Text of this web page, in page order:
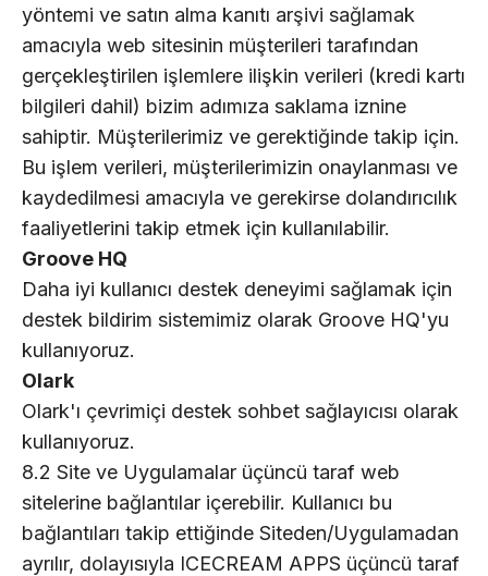
yöntemi ve satın alma kanıtı arşivi sağlamak
amacıyla web sitesinin müşterileri tarafından
gerçekleştirilen işlemlere ilişkin verileri (kredi kartı
bilgileri dahil) bizim adımıza saklama iznine
sahiptir. Müşterilerimiz ve gerektiğinde takip için.
Bu işlem verileri, müşterilerimizin onaylanması ve
kaydedilmesi amacıyla ve gerekirse dolandırıcılık
faaliyetlerini takip etmek için kullanılabilir.
Groove HQ
Daha iyi kullanıcı destek deneyimi sağlamak için
destek bildirim sistemimiz olarak Groove HQ'yu
kullanıyoruz.
Olark
Olark'ı çevrimiçi destek sohbet sağlayıcısı olarak
kullanıyoruz.
8.2 Site ve Uygulamalar üçüncü taraf web
sitelerine bağlantılar içerebilir. Kullanıcı bu
bağlantıları takip ettiğinde Siteden/Uygulamadan
ayrılır, dolayısıyla ICECREAM APPS üçüncü taraf